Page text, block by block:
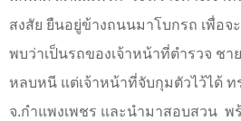
สงสัย ยืนอยู่ข้างถนนมาโบกรถ เพื่อจ
พบว่าเป็นรถของเจ้าหน้าที่ตำรวจ ชา
หลบหนี แต่เจ้าหน้าที่จับกุมตัวไว้ได้
จ.กำแพงเพชร และนำมาสอบสวน พ